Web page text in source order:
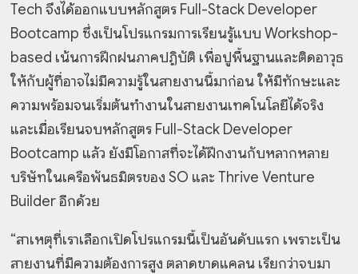
Tech จึงได้ออกแบบหลักสูตร Full-Stack Developer
Bootcamp ซึ่งเป็นโปรแกรมการเรียนรู้แบบ Workshop-
based เน้นการฝึกฝนภาคปฏิบัติ เพื่อปูพื้นฐานและติดอาวุธ
ให้กับผู้ที่อาจไม่มีความรู้ในสายงานนี้มาก่อน ให้มีทักษะและ
ความพร้อมจนเริ่มต้นทำงานในสายงานเทคโนโลยีได้จริง
และเมื่อเรียนจบหลักสูตร Full-Stack Developer
Bootcamp แล้ว ยังมีโอกาสที่จะได้ฝึกงานกับหลากหลาย
บริษัทในเครือพันธมิตรของ SO และ Thrive Venture
Builder อีกด้วย
“สาเหตุที่เราเลือกเปิดโปรแกรมนี้เป็นอันดับแรก เพราะเป็น
สายงานที่มีความต้องการสูง ตลาดขาดแคลน เรียกว่าจบมา